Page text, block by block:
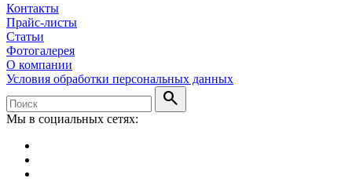
Контакты
Прайс-листы
Статьи
Фотогалерея
О компании
Условия обработки персональных данных
search
Мы в социальных сетях: